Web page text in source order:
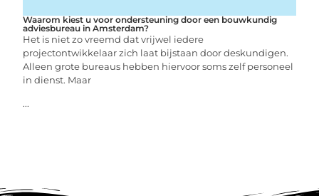
Waarom kiest u voor ondersteuning door een bouwkundig
adviesbureau in Amsterdam?
Het is niet zo vreemd dat vrijwel iedere
projectontwikkelaar zich laat bijstaan door deskundigen.
Alleen grote bureaus hebben hiervoor soms zelf personeel
in dienst. Maar
...